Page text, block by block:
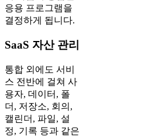
응용 프로그램을
결정하게 됩니다.
SaaS 자산 관리
통합 외에도 서비
스 전반에 걸쳐 사
용자, 데이터, 폴
더, 저장소, 회의,
캘린더, 파일, 설
정, 기록 등과 같은